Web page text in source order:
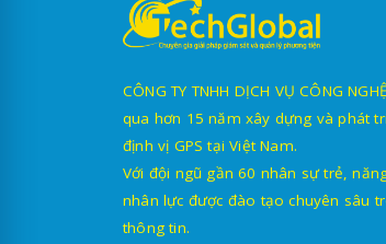
CÔNG TY TNHH DỊCH VỤ CÔNG
qua hơn 15 năm xây dựng và phát
định vị GPS tại Việt Nam.
Với đội ngũ gần 60 nhân sự trẻ,
nhân lực được đào tạo chuyên sâu
thông tin.